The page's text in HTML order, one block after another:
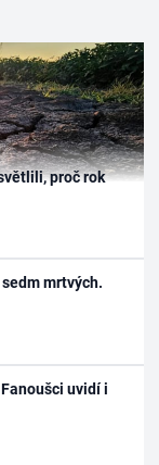
proč rok
mrtvých.
uvidí i